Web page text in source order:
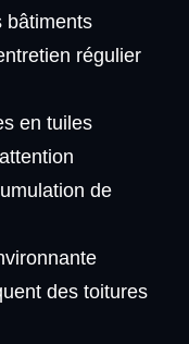
bâtiments
régulier
en tuiles
de
des toitures